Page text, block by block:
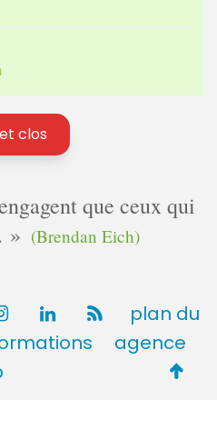
clos
que ceux qui
(Brendan Eich)
plan du
agence